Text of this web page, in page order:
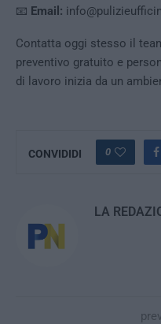
📧 Email:
Contatta oggi stesso il
preventivo gratuito e
di lavoro inizia da un
CONVIDIDI 0
LA